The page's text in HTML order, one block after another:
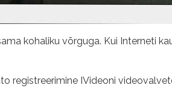
kohaliku võrguga. Kui Interneti
registreerimine IVideoni